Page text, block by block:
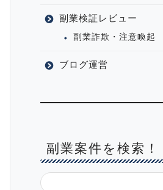
副業検証レビュー
副業詐欺・注意喚起
ブログ運営
副業案件を検索！